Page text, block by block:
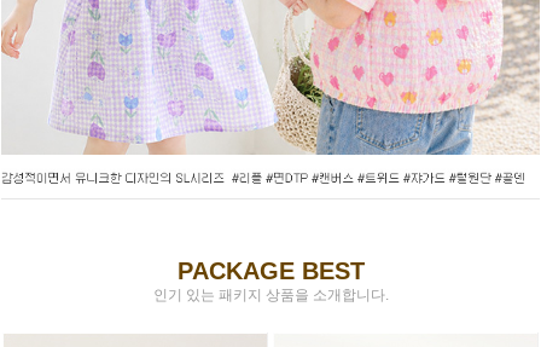
PACKAGE BEST
인기 있는 패키지 상품을 소개합니다.